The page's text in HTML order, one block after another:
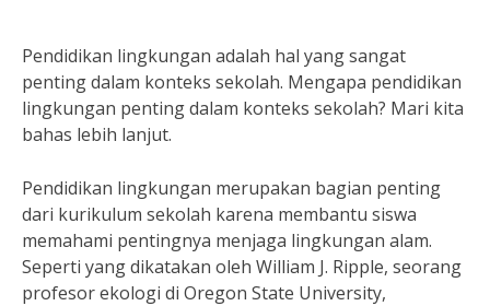
Pendidikan lingkungan adalah hal yang sangat
penting dalam konteks sekolah. Mengapa pendidikan
lingkungan penting dalam konteks sekolah? Mari kita
bahas lebih lanjut.
Pendidikan lingkungan merupakan bagian penting
dari kurikulum sekolah karena membantu siswa
memahami pentingnya menjaga lingkungan alam.
Seperti yang dikatakan oleh William J. Ripple, seorang
profesor ekologi di Oregon State University,